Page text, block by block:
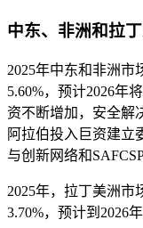
中东、非洲和拉
2025年中东和非洲市
5.60%，预计2026年
资不断增加，安全解
阿拉伯投入巨资建立
与创新网络和SAFCSP
2025年，拉丁美洲市
3.70%，预计到2026